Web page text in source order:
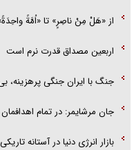
از «هَلْ مِنْ ناصِرٍ» تا «اُمَّةً
اربعین مصداق قدرت نرم است
جنگ با ایران جنگی پرهزینه،
جان مرشایمر: در تمام
بازار انرژی دنیا در آستانه